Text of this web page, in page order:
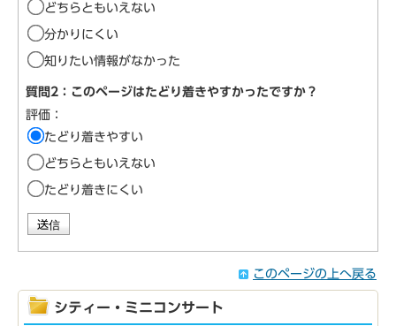
どちらともいえない
分かりにくい
知りたい情報がなかった
質問2：このページはたどり着きやすかったですか？
評価：
たどり着きやすい
どちらともいえない
たどり着きにくい
このページの上へ戻る
シティー・ミニコンサート